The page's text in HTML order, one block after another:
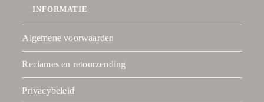
INFORMATIE
Algemene voorwaarden
Reclames en retourzending
Privacybeleid